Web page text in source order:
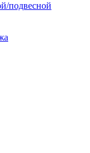
подвесной